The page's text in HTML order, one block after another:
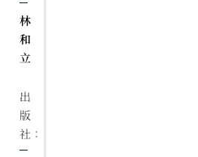
林
和
立
出
版
社：